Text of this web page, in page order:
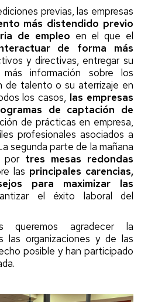
previas, las empresas
más distendido previo
de empleo en el que el
de forma más
y directivas, entregar su
información sobre los
de talento o su aterrizaje en
los casos, las empresas
de captación de
de prácticas en empresa,
profesionales asociados a
segunda parte de la mañana
portres mesas redondas
las principales carencias,
para maximizar las
el éxito laboral del
queremos agradecer la
las organizaciones y de las
posible y han participado